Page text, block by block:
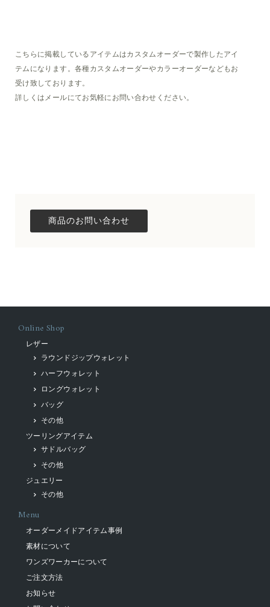
こちらに掲載しているアイテムはカスタムオーダーで製作したアイ
テムになります。各種カスタムオーダーやカラーオーダーなどもお
受け致しております。
詳しくはメールにてお気軽にお問い合わせください。
Online Shop
レザー
ラウンドジップウォレット
ハーフウォレット
ロングウォレット
バッグ
その他
ツーリングアイテム
サドルバッグ
その他
ジュエリー
その他
Menu
オーダーメイドアイテム事例
素材について
ワンズワーカーについて
ご注文方法
お知らせ